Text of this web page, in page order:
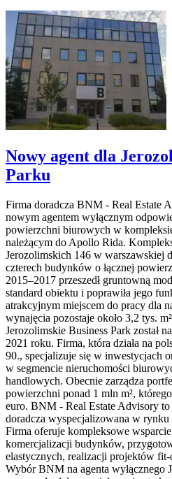
Nowy agent dla
Parku
Firma doradcza BNM - Real Estate
nowym agentem wyłącznym
powierzchni biurowych w
należącym do Apollo Rida.
Jerozolimskich 146 w warszawskiej
czterech budynków o łącznej
2015–2017 przeszedł gruntowną
standard obiektu i poprawiła jego
atrakcyjnym miejscem do pracy dla
wynajęcia pozostaje około 3,2 tys.
Jerozolimskie Business Park został
2021 roku. Firma, która działa na
90., specjalizuje się w inwestycjach
w segmencie nieruchomości
handlowych. Obecnie zarządza
powierzchni ponad 1 mln m²,
euro. BNM - Real Estate Advisory to
doradcza wyspecjalizowana w
Firma oferuje kompleksowe
komercjalizacji budynków,
elastycznych, realizacji projektów
Wybór BNM na agenta wyłącznego